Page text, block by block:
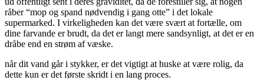
råber “mop og spand nødvendig i gang otte” i det lokale
supermarked. I virkeligheden kan det være svært at fortælle, om
dine farvande er brudt, da det er langt mere sandsynligt, at det er en
dråbe end en strøm af væske.
når dit vand går i stykker, er det vigtigt at huske at være rolig, da
dette kun er det første skridt i en lang proces.